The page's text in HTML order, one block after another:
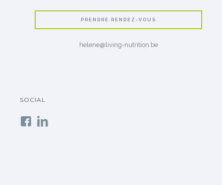
PRENDRE RENDEZ-VOUS
helene@living-nutrition.be
SOCIAL